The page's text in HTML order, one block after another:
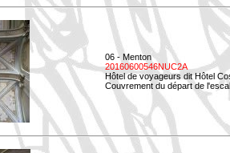
06 - Menton
20160600546NUC2A
Hôtel de voyageurs dit Hôtel
Couvrement du départ de